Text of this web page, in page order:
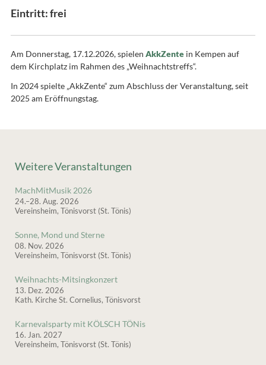
Weitere Veranstaltungen
MachMitMusik 2026
24.–28. Aug. 2026
Vereinsheim, Tönisvorst (St. Tönis)
Sonne, Mond und Sterne
08. Nov. 2026
Vereinsheim, Tönisvorst (St. Tönis)
Weihnachts-Mitsingkonzert
13. Dez. 2026
Kath. Kirche St. Cornelius, Tönisvorst
Karnevalsparty mit KÖLSCH TÖNis
16. Jan. 2027
Vereinsheim, Tönisvorst (St. Tönis)
Eintritt: frei
Am Donnerstag, 17.12.2026, spielen AkkZentein Kempen auf
dem Kirchplatz im Rahmen des „Weihnachtstreffs“.
In 2024 spielte „AkkZente“ zum Abschluss der Veranstaltung, seit
2025 am Eröffnungstag.